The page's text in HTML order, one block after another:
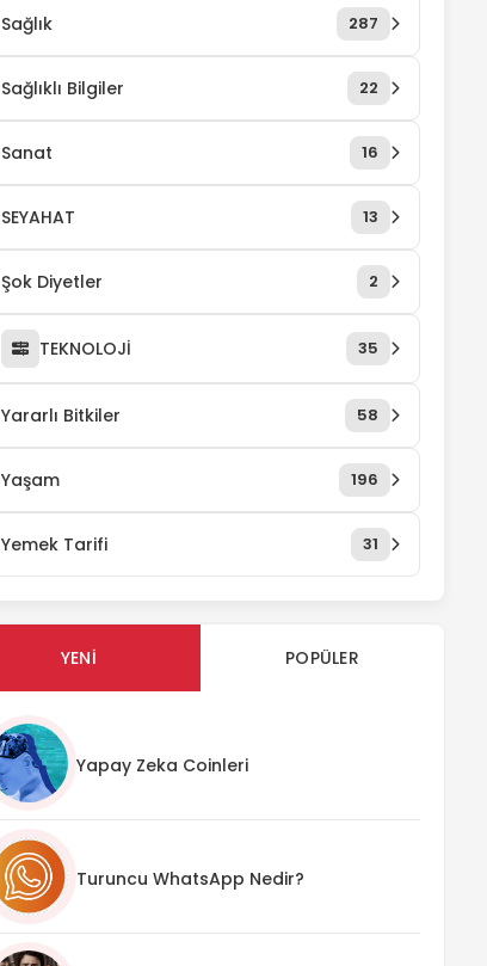
Sağlık 287
Sağlıklı Bilgiler 22
Sanat 16
SEYAHAT 13
Şok Diyetler 2
TEKNOLOJİ 35
Yararlı Bitkiler 58
Yaşam 196
Yemek Tarifi 31
YENI POPÜLER
Yapay Zeka Coinleri
Turuncu WhatsApp Nedir?